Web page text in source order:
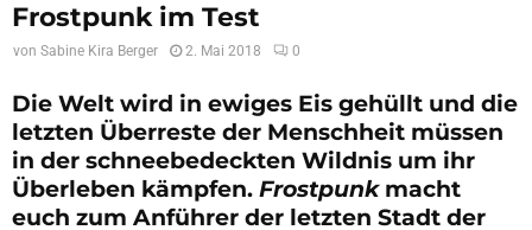
Frostpunk im Test
von Sabine Kira Berger 2. Mai 2018 0
Die Welt wird in ewiges Eis gehüllt und die
letzten Überreste der Menschheit müssen
in der schneebedeckten Wildnis um ihr
Überleben kämpfen. Frostpunkmacht
euch zum Anführer der letzten Stadt der